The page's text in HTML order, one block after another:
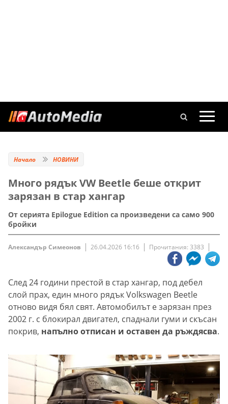
Начало НОВИНИ
Много рядък VW Beetle беше открит
зарязан в стар хангар
От серията Epilogue Edition са произведени са само 900
бройки
Александър Симеонов 26.04.2026 16:16 Прочитания: 3383
След 24 години престой в стар хангар, под дебел
слой прах, един много рядък Volkswagen Beetle
отново видя бял свят. Автомобилът е зарязан през
2002 г. с блокирал двигател, спаднали гуми и скъсан
покрив, напълно отписан и оставен да ръждясва.